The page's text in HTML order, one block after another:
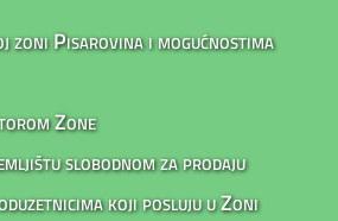
zoni Pisarovina i mogućnostima
Zone
slobodnom za prodaju
koji posluju u Zoni